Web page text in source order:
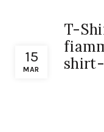
15
MAR
T-